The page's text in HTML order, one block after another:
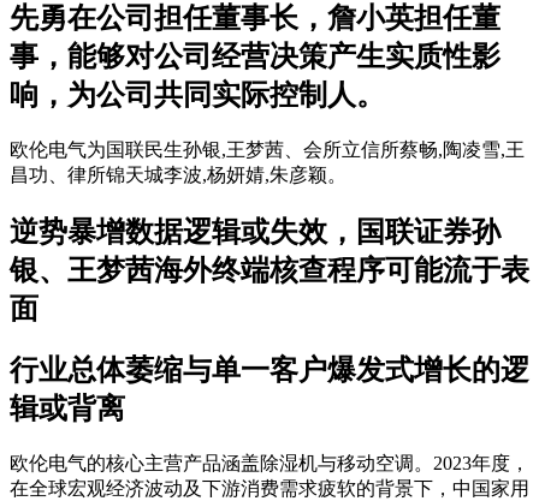
先勇在公司担任董事长，詹小英担任董
事，能够对公司经营决策产生实质性影
响，为公司共同实际控制人。
欧伦电气为国联民生孙银,王梦茜、会所立信所蔡畅,陶凌雪,王
昌功、律所锦天城李波,杨妍婧,朱彦颖。
逆势暴增数据逻辑或失效，国联证券孙
银、王梦茜海外终端核查程序可能流于表
面
行业总体萎缩与单一客户爆发式增长的逻
辑或背离
欧伦电气的核心主营产品涵盖除湿机与移动空调。2023年度，
在全球宏观经济波动及下游消费需求疲软的背景下，中国家用